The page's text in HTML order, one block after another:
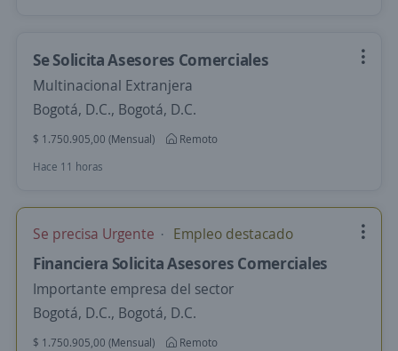
Se Solicita Asesores Comerciales
Multinacional Extranjera
Bogotá, D.C., Bogotá, D.C.
$ 1.750.905,00 (Mensual)
Remoto
Hace 11 horas
Se precisa Urgente Empleo destacado
Financiera Solicita Asesores Comerciales
Importante empresa del sector
Bogotá, D.C., Bogotá, D.C.
$ 1.750.905,00 (Mensual)
Remoto